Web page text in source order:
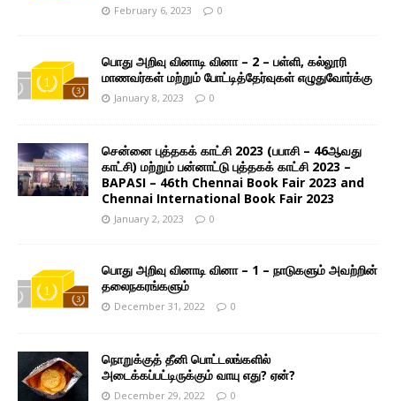
February 6, 2023 0
பொது அறிவு வினாடி வினா – 2 – பள்ளி, கல்லூரி
மாணவர்கள் மற்றும் போட்டித்தேர்வுகள் எழுதுவோர்க்கு
January 8, 2023 0
சென்னை புத்தகக் காட்சி 2023 (பபாசி – 46ஆவது
காட்சி) மற்றும் பன்னாட்டு புத்தகக் காட்சி 2023 –
BAPASI – 46th Chennai Book Fair 2023 and
Chennai International Book Fair 2023
January 2, 2023 0
பொது அறிவு வினாடி வினா – 1 – நாடுகளும் அவற்றின்
தலைநகரங்களும்
December 31, 2022 0
நொறுக்குத் தீனி பொட்டலங்களில்
அடைக்கப்பட்டிருக்கும் வாயு எது? ஏன்?
December 29, 2022 0